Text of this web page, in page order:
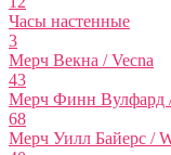
Часы настенные
3
Мерч Векна / Vecna
43
Мерч Финн Вулфард
68
Мерч Уилл Байерс /